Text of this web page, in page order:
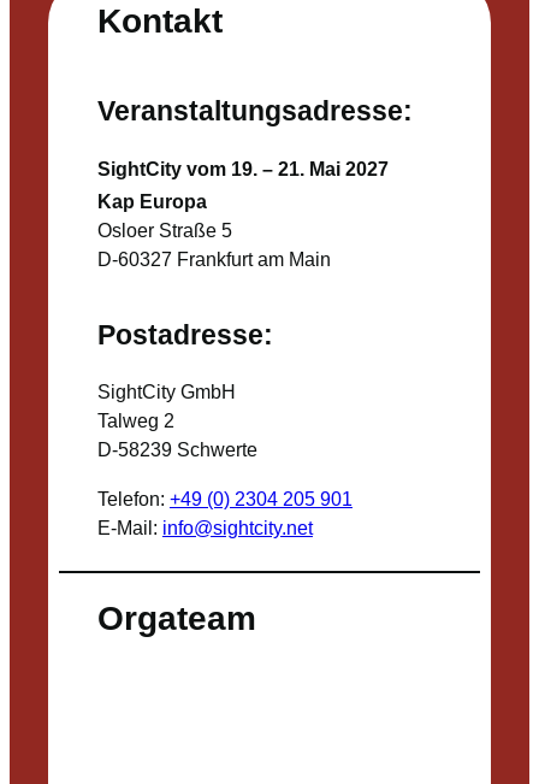
Kontakt
Veranstaltungsadresse:
SightCity vom 19. – 21. Mai 2027
Kap Europa
Osloer Straße 5
D-60327 Frankfurt am Main
Postadresse:
SightCity GmbH
Talweg 2
D-58239 Schwerte
Telefon: +49 (0) 2304 205 901
E-Mail: info@sightcity.net
Orgateam